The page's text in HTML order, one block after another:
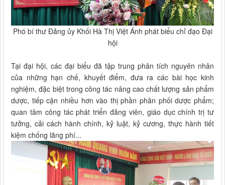
Phó bí thư Đảng ủy Khối Hà Thị Việt Ánh phát biểu chỉ đạo Đại
hội
Tại đại hội, các đại biểu đã tập trung phân tích nguyên nhân
của những hạn chế, khuyết điểm, đưa ra các bài học kinh
nghiệm, đặc biệt trong công tác nâng cao chất lượng sản phẩm
dược, tiếp cận nhiều hơn vào thị phần phân phối dược phẩm;
quan tâm công tác phát triển đảng viên, giáo dục chính trị tư
tưởng, cải cách hành chính, kỷ luật, kỷ cương, thực hành tiết
kiệm chống lãng phí...